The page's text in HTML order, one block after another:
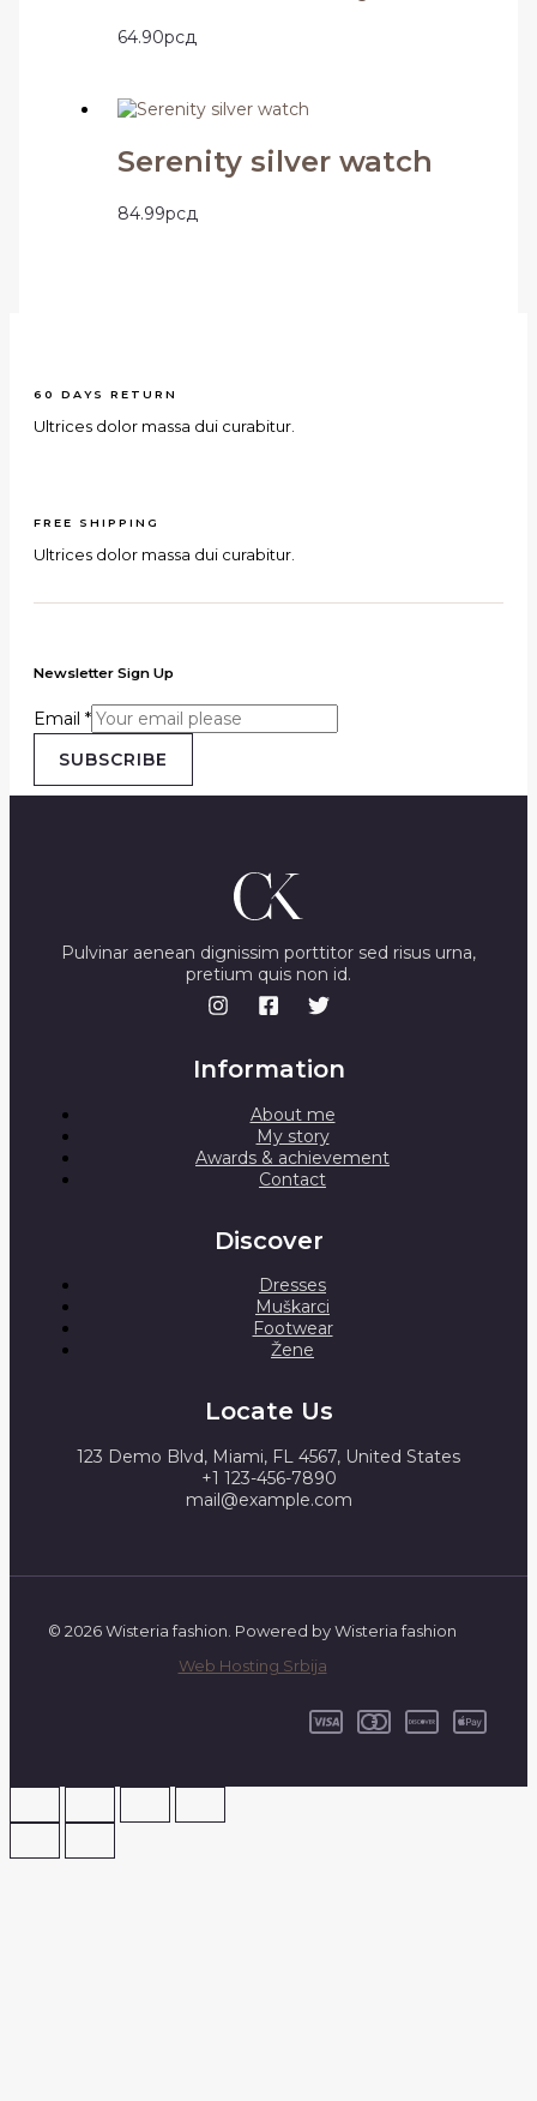
64.90рсд
Serenity silver watch
84.99рсд
60 DAYS RETURN
Ultrices dolor massa dui curabitur.
FREE SHIPPING
Ultrices dolor massa dui curabitur.
Newsletter Sign Up
Email *
SUBSCRIBE
Pulvinar aenean dignissim porttitor sed risus urna,
pretium quis non id.
Information
About me
My story
Awards & achievement
Contact
Discover
Dresses
Muškarci
Footwear
Žene
Locate Us
123 Demo Blvd, Miami, FL 4567, United States
+1 123-456-7890
mail@example.com
© 2026 Wisteria fashion. Powered by Wisteria fashion
Web Hosting Srbija